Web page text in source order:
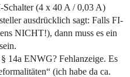
Schalter (4 x 40 A / 0,03 A)
ausdrücklich sagt: Falls FI-
NICHT!), dann muss es ein
14a ENWG? Fehlanzeige. Es
(ich habe da ca.